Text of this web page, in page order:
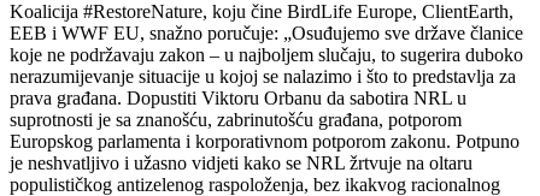
Koalicija #RestoreNature, koju čine BirdLife Europe, ClientEarth,
EEB i WWF EU, snažno poručuje: „Osuđujemo sve države članice
koje ne podržavaju zakon – u najboljem slučaju, to sugerira duboko
nerazumijevanje situacije u kojoj se nalazimo i što to predstavlja za
prava građana. Dopustiti Viktoru Orbanu da sabotira NRL u
suprotnosti je sa znanošću, zabrinutošću građana, potporom
Europskog parlamenta i korporativnom potporom zakonu. Potpuno
je neshvatljivo i užasno vidjeti kako se NRL žrtvuje na oltaru
populističkog antizelenog raspoloženja, bez ikakvog racionalnog